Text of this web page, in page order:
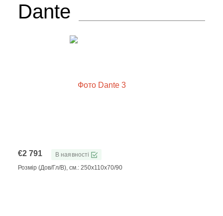
Dante
€2 791
В наявності
Розмір (Дов/Гл/В), см.: 250x110x70/90